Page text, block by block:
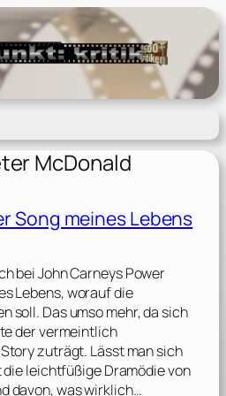
McDonald
Song meines Lebens
bei John Carneys Power
Lebens, worauf die
soll. Das umso mehr, da sich
der vermeintlich
zuträgt. Lässt man sich
leichtfüßige Dramödie von
davon, was wirklich…